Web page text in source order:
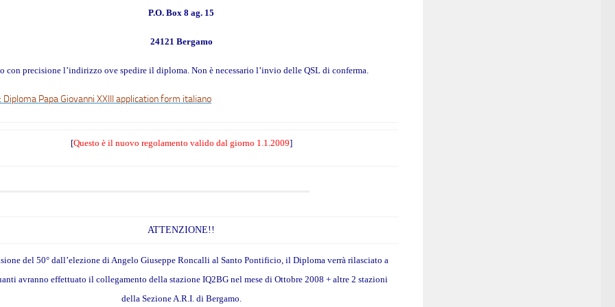
P.O. Box 8 ag. 15
24121 Bergamo
con precisione l’indirizzo ove spedire il diploma. Non è necessario l’invio delle QSL di conferma.
Diploma Papa Giovanni XXIII application form italiano
[Questo è il nuovo regolamento valido dal giorno 1.1.2009]
ATTENZIONE!!
del 50° dall’elezione di Angelo Giuseppe Roncalli al Santo Pontificio, il Diploma verrà rilasciato a
avranno effettuato il collegamento della stazione IQ2BG nel mese di Ottobre 2008 + altre 2 stazioni
della Sezione A.R.I. di Bergamo.